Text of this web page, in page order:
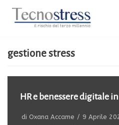
contenuto
gestione stress
HR e benessere digitale
di Oxana Accame 9 Aprile